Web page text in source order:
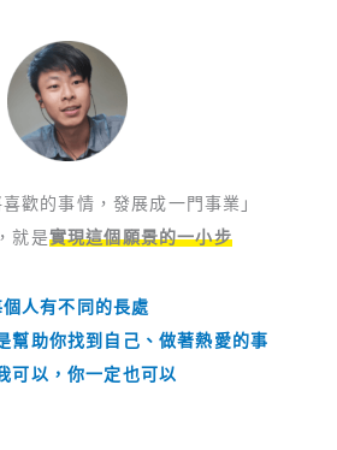
喜歡的事情，發展成一門事業」
就是實現這個願景的一小步
個人有不同的長處
幫助你找到自己、做著熱愛的事
可以，你一定也可以